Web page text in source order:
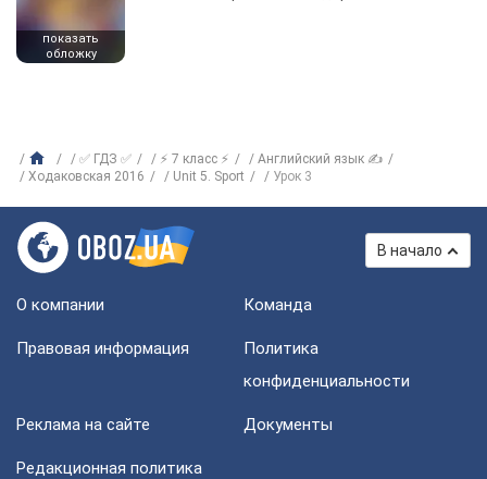
показать
обложку
✅ ГДЗ ✅ ⚡ 7 класс ⚡
Английский язык ✍
Ходаковская 2016
Unit 5. Sport Урок 3
В начало
О компании Команда
Правовая информация
Политика
конфиденциальности
Реклама на сайте Документы
Редакционная политика